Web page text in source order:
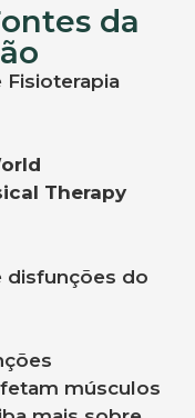
da
Fisioterapia
Therapy
disfunções do
músculos